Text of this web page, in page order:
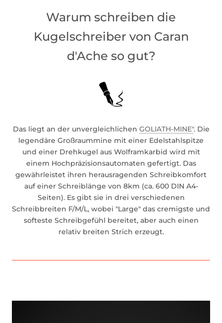
Warum schreiben die
Kugelschreiber von Caran
d'Ache so gut?
Das liegt an der unvergleichlichen GOLIATH-MINE". Die
legendäre Großraummine mit einer Edelstahlspitze
und einer Drehkugel aus Wolframkarbid wird mit
einem Hochpräzisionsautomaten gefertigt. Das
gewährleistet ihren herausragenden Schreibkomfort
auf einer Schreiblänge von 8km (ca. 600 DIN A4-
Seiten). Es gibt sie in drei verschiedenen
Schreibbreiten F/M/L, wobei "Large" das cremigste und
softeste Schreibgefühl bereitet, aber auch einen
relativ breiten Strich erzeugt.